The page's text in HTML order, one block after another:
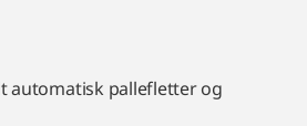
automatisk pallefletter og